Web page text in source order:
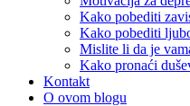
Kako pobediti
Kako pobediti
Mislite li da je
Kako pronaći
Kontakt
O ovom blogu